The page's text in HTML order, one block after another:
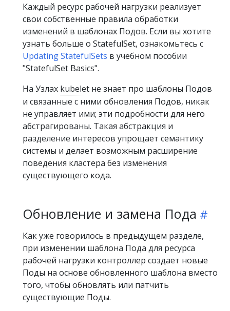
Каждый ресурс рабочей нагрузки реализует
свои собственные правила обработки
изменений в шаблонах Подов. Если вы хотите
узнать больше о StatefulSet, ознакомьтесь с
Updating StatefulSets в учебном пособии
"StatefulSet Basics".
На Узлах kubelet не знает про шаблоны Подов
и связанные с ними обновления Подов, никак
не управляет ими; эти подробности для него
абстрагированы. Такая абстракция и
разделение интересов упрощает семантику
системы и делает возможным расширение
поведения кластера без изменения
существующего кода.
Обновление и замена Пода
Как уже говорилось в предыдущем разделе,
при изменении шаблона Пода для ресурса
рабочей нагрузки контроллер создает новые
Поды на основе обновленного шаблона вместо
того, чтобы обновлять или патчить
существующие Поды.